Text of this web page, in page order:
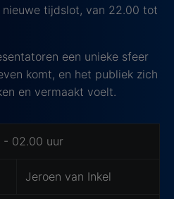
tijdslot, van 22.00 tot
een unieke sfeer
komt, en het publiek zich
en vermaakt voelt.
- 02.00 uur
Jeroen van Inkel